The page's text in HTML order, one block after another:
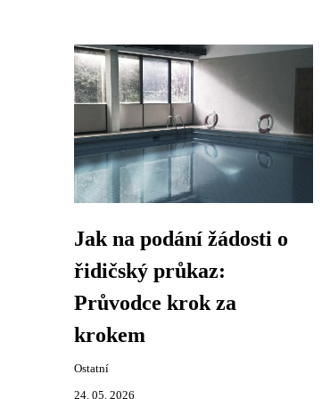
Jak na podání žádosti o
řidičský průkaz:
Průvodce krok za
krokem
Ostatní
24. 05. 2026